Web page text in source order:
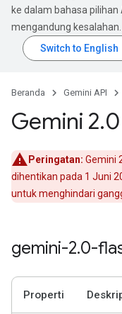
ke dalam bahasa
mengandung kesalahan.
Beranda Gemini API
Gemini 2.
Peringatan: Gemini
dihentikan pada 1 Juni
untuk menghindari
gemini-2.0-
Properti